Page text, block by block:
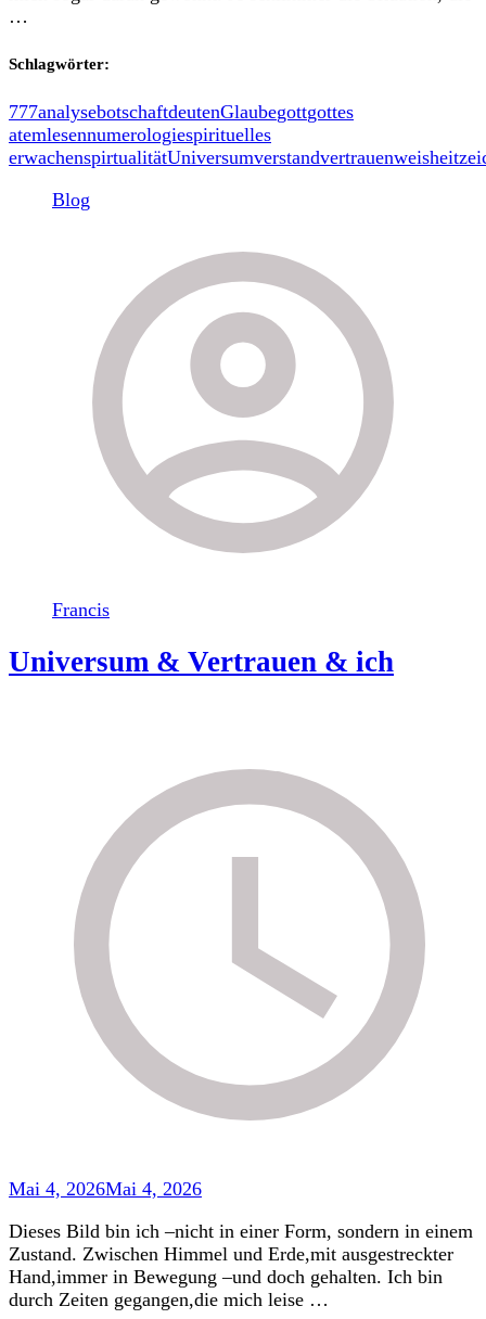
…
Schlagwörter:
777analysebotschaftdeutenGlaubegottgottes
atemlesennumerologiespirituelles
erwachenspirtualitätUniversumverstandvertrauenweisheit
Blog
Francis
Universum & Vertrauen & ich
Mai 4, 2026Mai 4, 2026
Dieses Bild bin ich –nicht in einer Form, sondern in einem
Zustand. Zwischen Himmel und Erde,mit ausgestreckter
Hand,immer in Bewegung –und doch gehalten. Ich bin
durch Zeiten gegangen,die mich leise …